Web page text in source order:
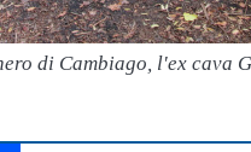
di Cambiago, l'ex cava